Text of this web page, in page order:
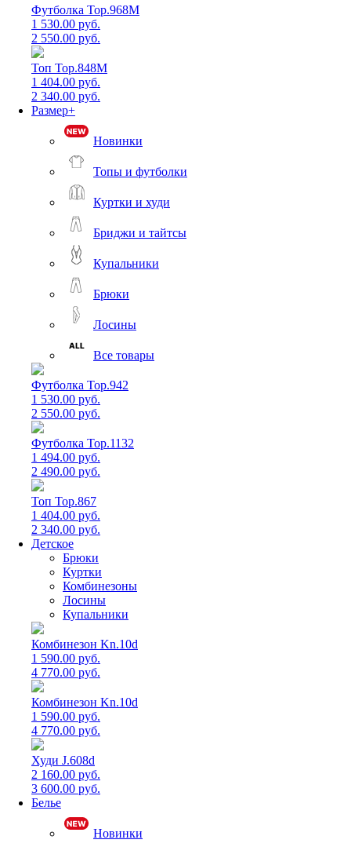
Футболка Top.968M
1 530.00 руб.
2 550.00 руб.
Топ Top.848M
1 404.00 руб.
2 340.00 руб.
Размер+
Новинки
Топы и футболки
Куртки и худи
Бриджи и тайтсы
Купальники
Брюки
Лосины
Все товары
Футболка Top.942
1 530.00 руб.
2 550.00 руб.
Футболка Top.1132
1 494.00 руб.
2 490.00 руб.
Топ Top.867
1 404.00 руб.
2 340.00 руб.
Детское
Брюки
Куртки
Комбинезоны
Лосины
Купальники
Комбинезон Kn.10d
1 590.00 руб.
4 770.00 руб.
Комбинезон Kn.10d
1 590.00 руб.
4 770.00 руб.
Худи J.608d
2 160.00 руб.
3 600.00 руб.
Белье
Новинки